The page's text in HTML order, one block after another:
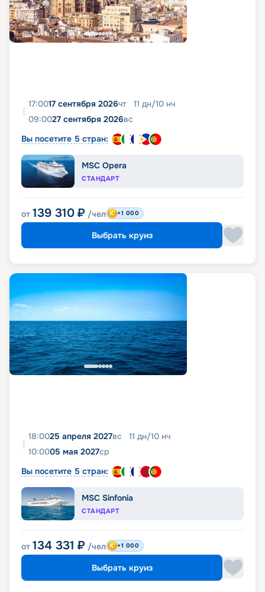
17:0017 сентября 2026чт 11 дн/10 нч
09:0027 сентября 2026вс
Вы посетите 5 стран:
MSC Opera
СТАНДАРТ
от 139 310 ₽ /чел +1 000
Выбрать круиз
18:0025 апреля 2027вс 11 дн/10 нч
10:0005 мая 2027ср
Вы посетите 5 стран:
MSC Sinfonia
СТАНДАРТ
от 134 331 ₽ /чел +1 000
Выбрать круиз